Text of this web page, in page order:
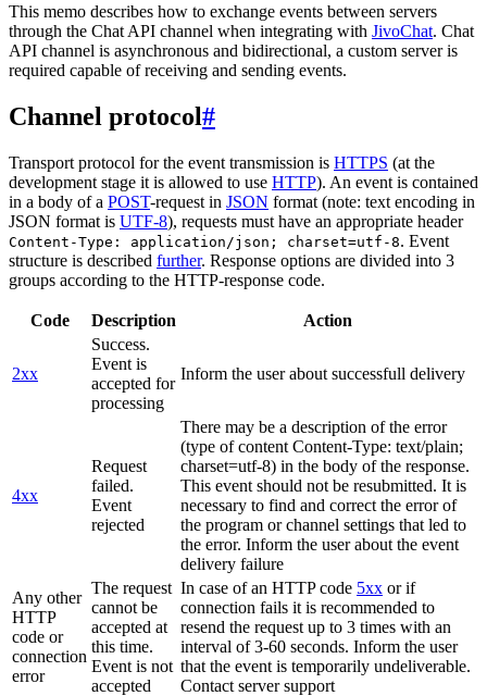
This memo describes how to exchange events between servers
through the Chat API channel when integrating with JivoChat. Chat
API channel is asynchronous and bidirectional, a custom server is
required capable of receiving and sending events.
Channel protocol#
Transport protocol for the event transmission is HTTPS (at the
development stage it is allowed to use HTTP). An event is contained
in a body of a POST-request in JSON format (note: text encoding in
JSON format is UTF-8), requests must have an appropriate header
Content-Type: application/json; charset=utf-8. Event
structure is described further. Response options are divided into 3
groups according to the HTTP-response code.
Code Description Action
2xx
Success.
Event is
accepted for
processing
Inform the user about successfull delivery
4xx
Request
failed.
Event
rejected
There may be a description of the error
(type of content Content-Type: text/plain;
charset=utf-8) in the body of the response.
This event should not be resubmitted. It is
necessary to find and correct the error of
the program or channel settings that led to
the error. Inform the user about the event
delivery failure
Any other
HTTP
code or
connection
error
The request
cannot be
accepted at
this time.
Event is not
accepted
In case of an HTTP code 5xx or if
connection fails it is recommended to
resend the request up to 3 times with an
interval of 3-60 seconds. Inform the user
that the event is temporarily undeliverable.
Contact server support